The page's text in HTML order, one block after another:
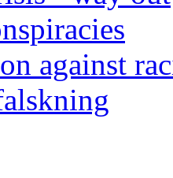
against